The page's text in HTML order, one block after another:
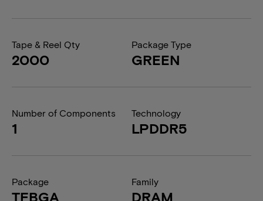
Tape & Reel Qty
2000
Package Type
GREEN
Number of Components
1
Technology
LPDDR5
Package
TFBGA
Family
DRAM